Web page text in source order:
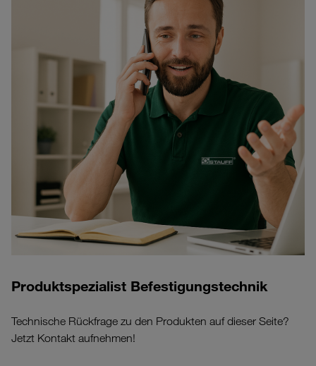
Produktspezialist Befestigungstechnik
Technische Rückfrage zu den Produkten auf dieser Seite?
Jetzt Kontakt aufnehmen!